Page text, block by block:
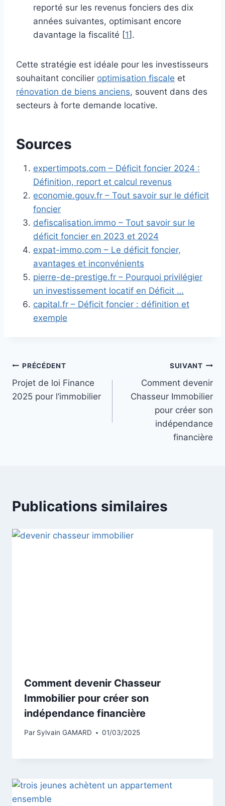
reporté sur les revenus fonciers des dix
années suivantes, optimisant encore
davantage la fiscalité [1].
Cette stratégie est idéale pour les investisseurs
souhaitant concilier optimisation fiscale et
rénovation de biens anciens, souvent dans des
secteurs à forte demande locative.
Sources
expertimpots.com – Déficit foncier 2024 :
Définition, report et calcul revenus
economie.gouv.fr – Tout savoir sur le déficit
foncier
defiscalisation.immo – Tout savoir sur le
déficit foncier en 2023 et 2024
expat-immo.com – Le déficit foncier,
avantages et inconvénients
pierre-de-prestige.fr – Pourquoi privilégier
un investissement locatif en Déficit …
capital.fr – Déficit foncier : définition et
exemple
Navigation
de
PRÉCÉDENT
Projet de loi Finance
2025 pour l’immobilier
SUIVANT
Comment devenir
Chasseur Immobilier
pour créer son
indépendance
financière
Publications similaires
Comment devenir Chasseur
Immobilier pour créer son
indépendance financière
Par Sylvain GAMARD 01/03/2025